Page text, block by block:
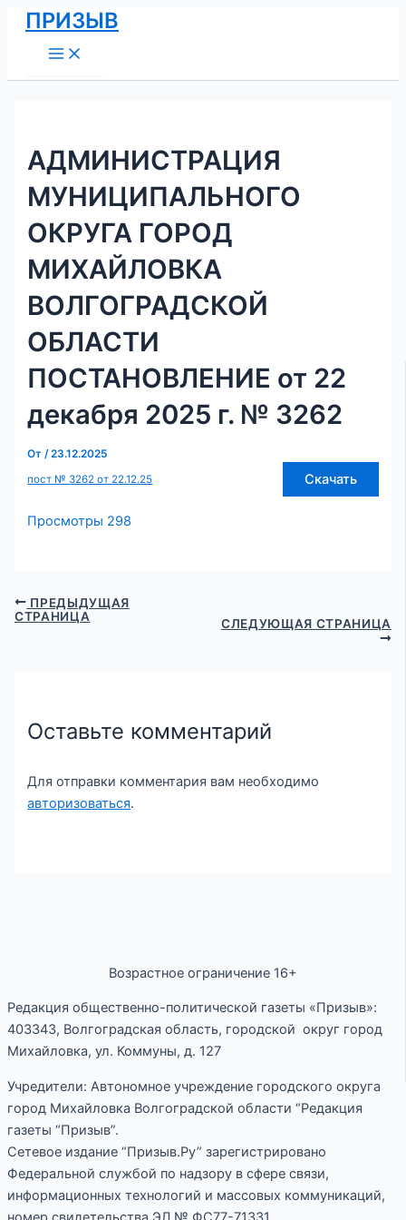
Перейти
содержимому
ПРИЗЫВ
Menu
АДМИНИСТРАЦИЯ
МУНИЦИПАЛЬНОГО
ОКРУГА ГОРОД
МИХАЙЛОВКА
ВОЛГОГРАДСКОЙ
ОБЛАСТИ
ПОСТАНОВЛЕНИЕ от 22
декабря 2025 г. № 3262
От/23.12.2025
пост № 3262 от 22.12.25
Скачать
Просмотры 298
Навигация
по
записям
ПРЕДЫДУЩАЯ
СТРАНИЦА
СЛЕДУЮЩАЯ СТРАНИЦА
Оставьте комментарий
Для отправки комментария вам необходимо
авторизоваться.
Возрастное ограничение 16+
Редакция общественно-политической газеты «Призыв»:
403343, Волгоградская область, городской округ город
Михайловка, ул. Коммуны, д. 127
Учредители: Автономное учреждение городского округа
город Михайловка Волгоградской области “Редакция
газеты “Призыв”.
Сетевое издание “Призыв.Ру” зарегистрировано
Федеральной службой по надзору в сфере связи,
информационных технологий и массовых коммуникаций,